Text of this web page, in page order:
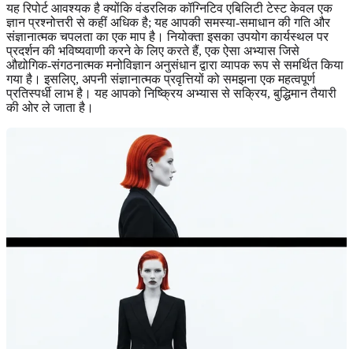
यह रिपोर्ट आवश्यक है क्योंकि वंडरलिक कॉग्निटिव एबिलिटी टेस्ट केवल एक
ज्ञान प्रश्नोत्तरी से कहीं अधिक है; यह आपकी समस्या-समाधान की गति और
संज्ञानात्मक चपलता का एक माप है। नियोक्ता इसका उपयोग कार्यस्थल पर
प्रदर्शन की भविष्यवाणी करने के लिए करते हैं, एक ऐसा अभ्यास जिसे
औद्योगिक-संगठनात्मक मनोविज्ञान अनुसंधान द्वारा व्यापक रूप से समर्थित किया
गया है। इसलिए, अपनी संज्ञानात्मक प्रवृत्तियों को समझना एक महत्वपूर्ण
प्रतिस्पर्धी लाभ है। यह आपको निष्क्रिय अभ्यास से सक्रिय, बुद्धिमान तैयारी
की ओर ले जाता है।